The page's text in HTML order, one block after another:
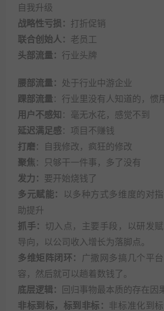
自我升级
战略性亏损： 打折促销
联合创始人： 老员工
头部流量： 行业头牌
腰部流量： 处于行业中游企业
踝部流量 ：行业里没有人知道的，惯
用户不感知 ：毫无水花，感觉不到
延迟满足感 ：项目不赚钱
打磨 ：自我修改，疯狂的修改
聚焦 ：只够干一件事，多了没有
发力： 要开始烧钱了
多元赋能：
以多种方式多维度的对
助提升
抓手： 切入点，主要手段，以研发
导向，以公司收入增长为落脚点。
多维矩阵闭环：
广撒网多搞几个平
容，然后就可以趟着数钱了。
底层逻辑：
回归事物最本质的存在因
非标到标，标到非标： 非标准化到